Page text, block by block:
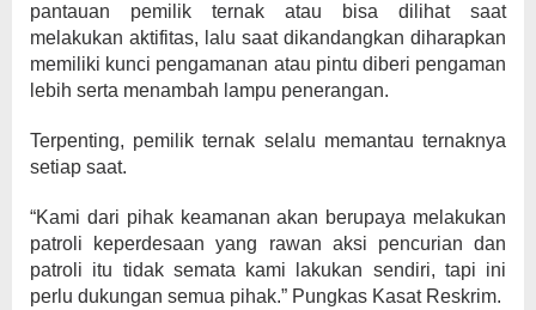
pantauan pemilik ternak atau bisa dilihat saat
melakukan aktifitas, lalu saat dikandangkan diharapkan
memiliki kunci pengamanan atau pintu diberi pengaman
lebih serta menambah lampu penerangan.
Terpenting, pemilik ternak selalu memantau ternaknya
setiap saat.
“Kami dari pihak keamanan akan berupaya melakukan
patroli keperdesaan yang rawan aksi pencurian dan
patroli itu tidak semata kami lakukan sendiri, tapi ini
perlu dukungan semua pihak.” Pungkas Kasat Reskrim.